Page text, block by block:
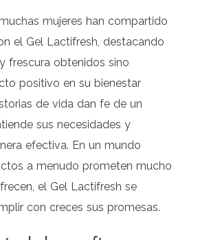
mujeres han compartido
el Gel Lactifresh, destacando
frescura obtenidos sino
positivo en su bienestar
de vida dan fe de un
sus necesidades y
efectiva. En un mundo
a menudo prometen mucho
el Gel Lactifresh se
con creces sus promesas.